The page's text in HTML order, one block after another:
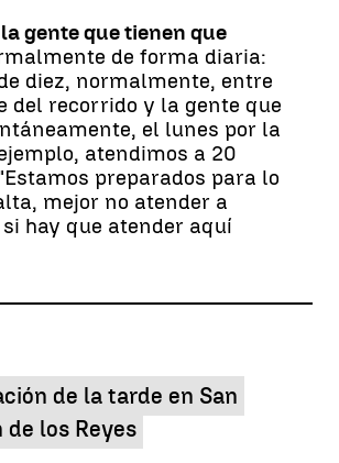
la gente que tienen que
de forma diaria:
diez, normalmente, entre
del recorrido y la gente que
el lunes por la
atendimos a 20
preparados para lo
mejor no atender a
hay que atender aquí
de la tarde en San
de los Reyes